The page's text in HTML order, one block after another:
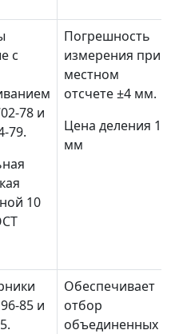
с
78 и
79.
10
Погрешность
измерения при
местном
отсчете±4 мм.
Цена деления 1
мм
85 и
Обеспечивает
отбор
объединенных